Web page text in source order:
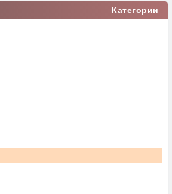
Категории